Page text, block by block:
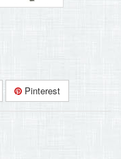
Pinterest